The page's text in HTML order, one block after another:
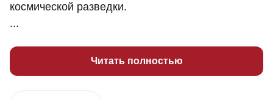
космической разведки.
...
Читать полностью